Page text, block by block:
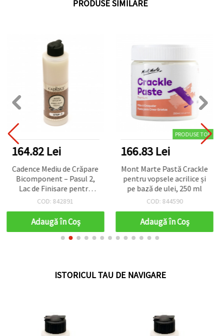
PRODUSE SIMILARE
164.82 Lei
Cadence Mediu de Crăpare
Bicomponent – Pasul 2,
Lac de Finisare pentru
Mozaic, Decorarea Ouălor
Crăquelură Vintage, 250
ml, pentru Hobby și Uz
Profesional
COD: 842891
Adaugă în Coş
PRODUSE TOP
166.83 Lei
Mont Marte Pastă Crackle
pentru vopsele acrilice și
pe bază de ulei, 250 ml
COD: 844590
Adaugă în Coş
ISTORICUL TAU DE NAVIGARE